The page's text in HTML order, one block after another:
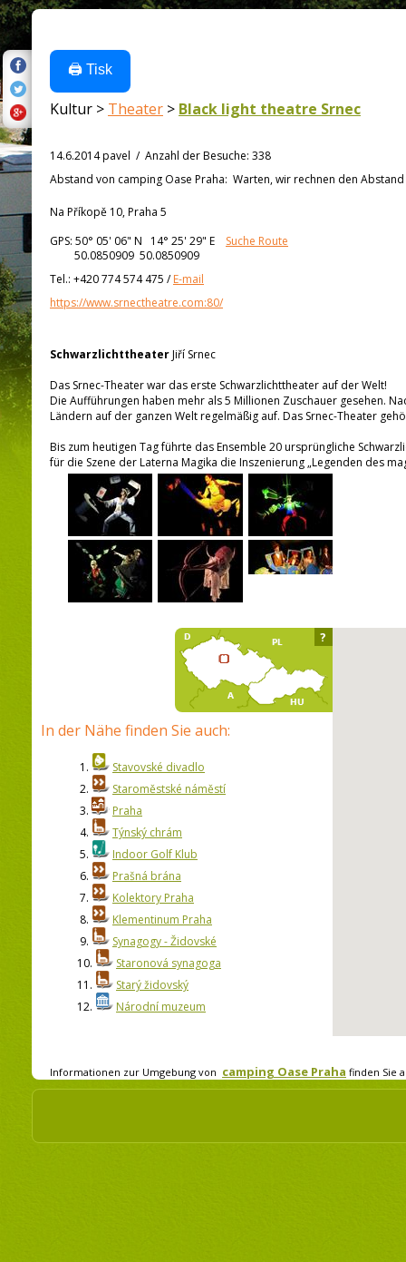
🖨️ Tisk
Kultur > Theater > Black light theatre Srnec
14.6.2014 pavel / Anzahl der Besuche: 338
Abstand von camping Oase Praha: Warten, wir rechnen den
Na Příkopě 10, Praha 5
GPS: 50° 05' 06" N 14° 25' 29" E
Suche Route
50.0850909 50.0850909
Tel.: +420 774 574 475 /E-mail
https://www.srnectheatre.com:80/
SchwarzlichttheaterJiří Srnec
Das Srnec-Theater war das erste Schwarzlichttheater auf der Welt!
Die Aufführungen haben mehr als 5 Millionen Zuschauer gesehen.
Ländern auf der ganzen Welt regelmäßig auf. Das Srnec-Theater
Bis zum heutigen Tag führte das Ensemble 20 ursprüngliche
für die Szene der Laterna Magika die Inszenierung „Legenden des
In der Nähe finden Sie auch:
1.
Stavovské divadlo
2.
Staroměstské náměstí
3.
Praha
4.
Týnský chrám
5.
Indoor Golf Klub
6.
Prašná brána
7.
Kolektory Praha
8.
Klementinum Praha
9.
Synagogy - Židovské
10.
Staronová synagoga
11.
Starý židovský
12.
Národní muzeum
?
Informationen zur Umgebung von camping Oase Praha finden Sie